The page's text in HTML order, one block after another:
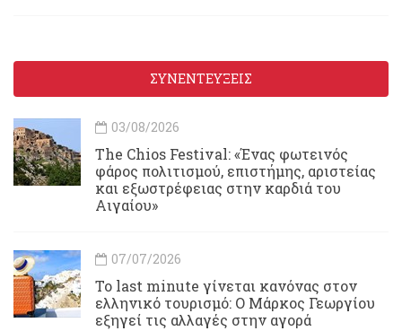
ΣΥΝΕΝΤΕΥΞΕΙΣ
03/08/2026
Τhe Chios Festival: «Ένας φωτεινός
φάρος πολιτισμού, επιστήμης, αριστείας
και εξωστρέφειας στην καρδιά του
Αιγαίου»
07/07/2026
Το last minute γίνεται κανόνας στον
ελληνικό τουρισμό: Ο Μάρκος Γεωργίου
εξηγεί τις αλλαγές στην αγορά